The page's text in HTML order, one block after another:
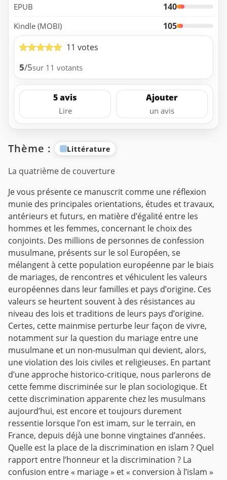
EPUB 140
Kindle (MOBI)
105
11 votes
5/5sur 11 votants
5 avis
Lire
Ajouter
un avis
Thème : Littérature
La quatrième de couverture
Je vous présente ce manuscrit comme une réflexion
munie des principales orientations, études et travaux,
antérieurs et futurs, en matière d’égalité entre les
hommes et les femmes, concernant le choix des
conjoints. Des millions de personnes de confession
musulmane, présents sur le sol Européen, se
mélangent à cette population européenne par le biais
de mariages, de rencontres et véhiculent les valeurs
européennes dans leur familles et pays d’origine. Ces
valeurs se heurtent souvent à des résistances au
niveau des lois et traditions de leurs pays d’origine.
Certes, cette mainmise perturbe leur façon de vivre,
notamment sur la question du mariage entre une
musulmane et un non-musulman qui devient, alors,
une violation des lois civiles et religieuses. En partant
d’une approche historico-critique, nous parlerons de
cette femme discriminée sur le plan sociologique. Et
cette discrimination apparente chez les musulmans
aujourd’hui, est encore et toujours durement
ressentie lorsque l’on est imam, sur le terrain, en
France, depuis déjà une bonne vingtaines d’années.
Quelle est la place de la discrimination en islam ? Quel
rapport entre l’honneur et la discrimination ? La
confusion entre « mariage » et « conversion à l’islam »